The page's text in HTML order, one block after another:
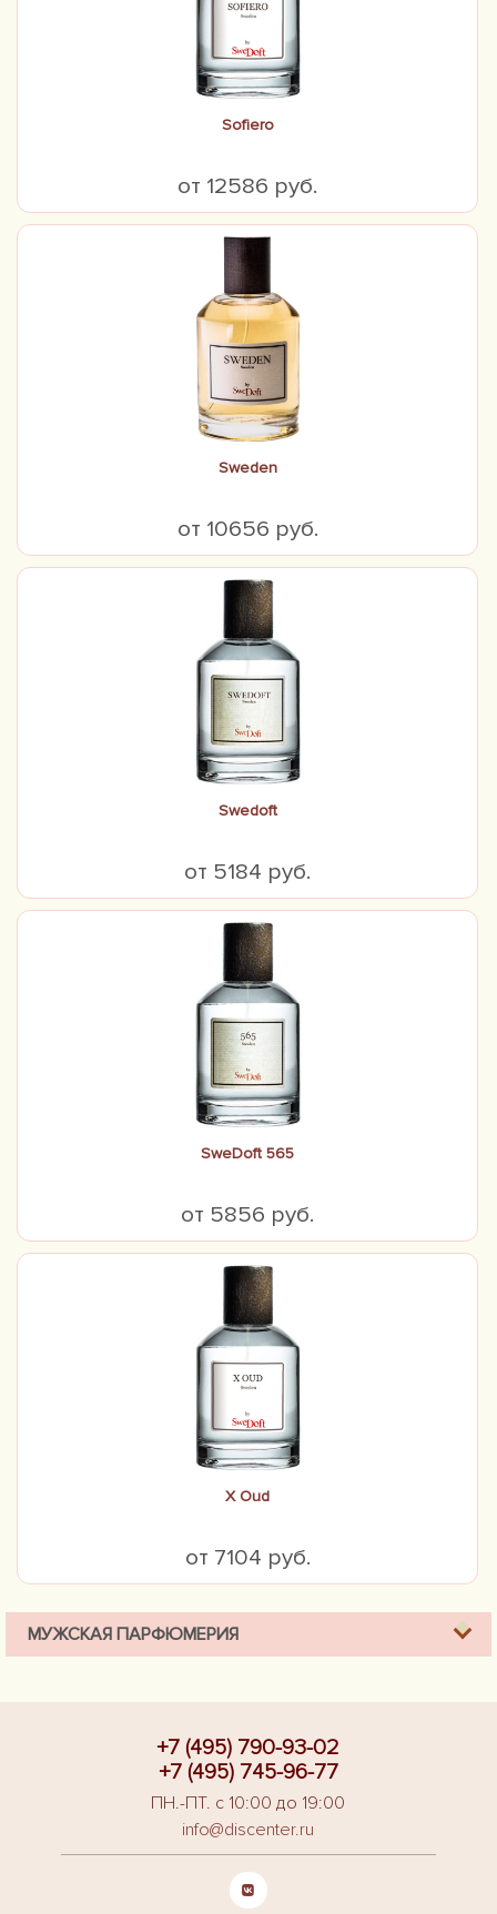
Sofiero
от 12586 руб.
Sweden
от 10656 руб.
Swedoft
от 5184 руб.
SweDoft 565
от 5856 руб.
X Oud
от 7104 руб.
МУЖСКАЯ ПАРФЮМЕРИЯ
+7 (495) 790-93-02
+7 (495) 745-96-77
ПН.-ПТ. с 10:00 до 19:00
info@discenter.ru